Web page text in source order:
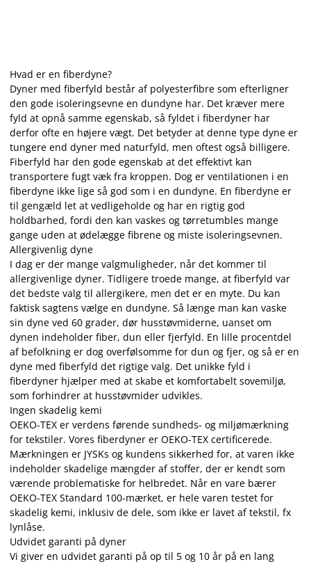
Hvad er en fiberdyne?
Dyner med fiberfyld består af polyesterfibre som efterligner
den gode isoleringsevne en dundyne har. Det kræver mere
fyld at opnå samme egenskab, så fyldet i fiberdyner har
derfor ofte en højere vægt. Det betyder at denne type dyne er
tungere end dyner med naturfyld, men oftest også billigere.
Fiberfyld har den gode egenskab at det effektivt kan
transportere fugt væk fra kroppen. Dog er ventilationen i en
fiberdyne ikke lige så god som i en dundyne. En fiberdyne er
til gengæld let at vedligeholde og har en rigtig god
holdbarhed, fordi den kan vaskes og tørretumbles mange
gange uden at ødelægge fibrene og miste isoleringsevnen.
Allergivenlig dyne
I dag er der mange valgmuligheder, når det kommer til
allergivenlige dyner. Tidligere troede mange, at fiberfyld var
det bedste valg til allergikere, men det er en myte. Du kan
faktisk sagtens vælge en dundyne. Så længe man kan vaske
sin dyne ved 60 grader, dør husstøvmiderne, uanset om
dynen indeholder fiber, dun eller fjerfyld. En lille procentdel
af befolkning er dog overfølsomme for dun og fjer, og så er en
dyne med fiberfyld det rigtige valg. Det unikke fyld i
fiberdyner hjælper med at skabe et komfortabelt sovemiljø,
som forhindrer at husstøvmider udvikles.
Ingen skadelig kemi
OEKO-TEX er verdens førende sundheds- og miljømærkning
for tekstiler. Vores fiberdyner er OEKO-TEX certificerede.
Mærkningen er JYSKs og kundens sikkerhed for, at varen ikke
indeholder skadelige mængder af stoffer, der er kendt som
værende problematiske for helbredet. Når en vare bærer
OEKO-TEX Standard 100-mærket, er hele varen testet for
skadelig kemi, inklusiv de dele, som ikke er lavet af tekstil, fx
lynlåse.
Udvidet garanti på dyner
Vi giver en udvidet garanti på op til 5 og 10 år på en lang